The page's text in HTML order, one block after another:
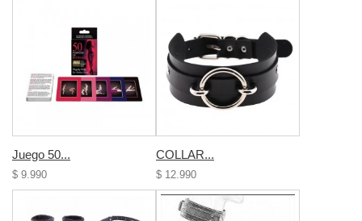
Juego 50...
$ 9.990
COLLAR...
$ 12.990